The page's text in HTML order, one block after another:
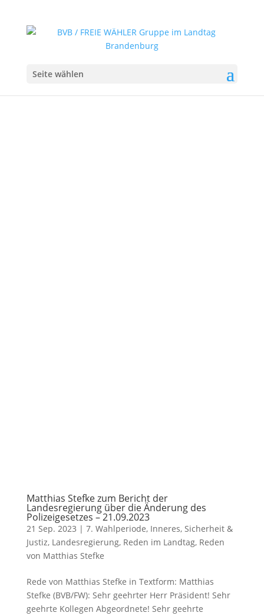
Seite wählen
Matthias Stefke zum Bericht der
Landesregierung über die Änderung des
Polizeigesetzes – 21.09.2023
21 Sep. 2023 | 7. Wahlperiode, Inneres, Sicherheit &
Justiz, Landesregierung, Reden im Landtag, Reden
von Matthias Stefke
Rede von Matthias Stefke in Textform: Matthias
Stefke (BVB/FW): Sehr geehrter Herr Präsident! Sehr
geehrte Kollegen Abgeordnete! Sehr geehrte